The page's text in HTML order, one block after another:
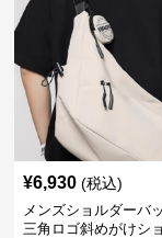
¥6,930 (税込)
メンズショルダーバ
三角ロゴ斜めがけシ